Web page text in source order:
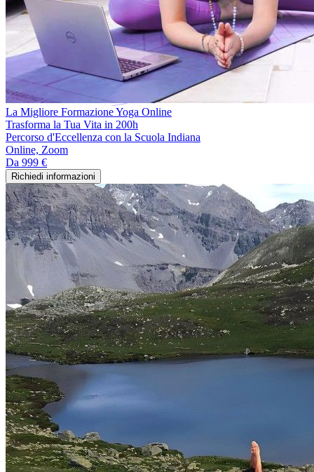
La Migliore Formazione Yoga Online
Trasforma la Tua Vita in 200h
Percorso d'Eccellenza con la Scuola Indiana
Online, Zoom
Da 999 €
Richiedi informazioni